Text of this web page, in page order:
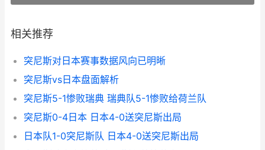
相关推荐
突尼斯对日本赛事数据风向已明晰
突尼斯vs日本盘面解析
突尼斯5-1惨败瑞典 瑞典队5-1惨败给荷兰队
突尼斯0-4日本 日本4-0送突尼斯出局
日本队1-0突尼斯队 日本4-0送突尼斯出局